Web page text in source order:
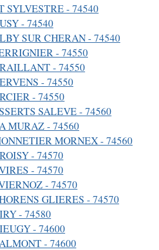
SYLVESTRE - 74540
- 74540
SUR CHERAN - 74540
- 74550
- 74550
- 74550
- 74550
SALEVE - 74560
MURAZ - 74560
MORNEX - 74560
- 74570
- 74570
- 74570
GLIERES - 74570
- 74580
- 74600
- 74600